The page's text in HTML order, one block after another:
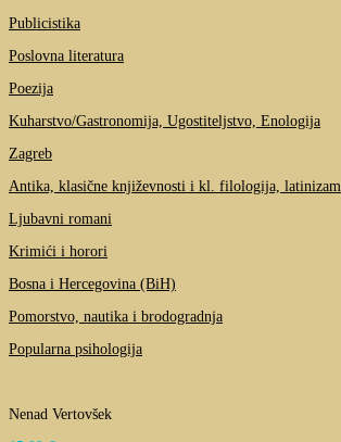
Publicistika
Poslovna literatura
Poezija
Kuharstvo/Gastronomija, Ugostiteljstvo, Enologija
Zagreb
Antika, klasične književnosti i kl. filologija, latinizam
Ljubavni romani
Krimići i horori
Bosna i Hercegovina (BiH)
Pomorstvo, nautika i brodogradnja
Popularna psihologija
Nenad Vertovšek